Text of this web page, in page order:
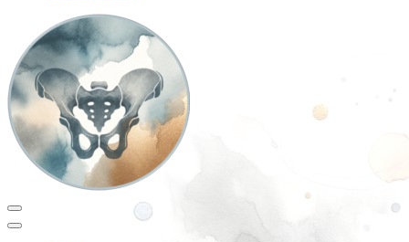
Navigeringsmeny
Navigeringsmeny